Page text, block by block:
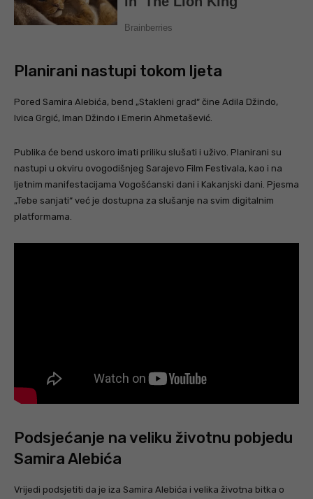
Planirani nastupi tokom ljeta
Pored Samira Alebića, bend „Stakleni grad“ čine Adila Džindo,
Ivica Grgić, Iman Džindo i Emerin Ahmetašević.
Publika će bend uskoro imati priliku slušati i uživo. Planirani su
nastupi u okviru ovogodišnjeg Sarajevo Film Festivala, kao i na
ljetnim manifestacijama Vogošćanski dani i Kakanjski dani. Pjesma
„Tebe sanjati“ već je dostupna za slušanje na svim digitalnim
platformama.
Podsjećanje na veliku životnu pobjedu
Samira Alebića
Vrijedi podsjetiti da je iza Samira Alebića i velika životna bitka o